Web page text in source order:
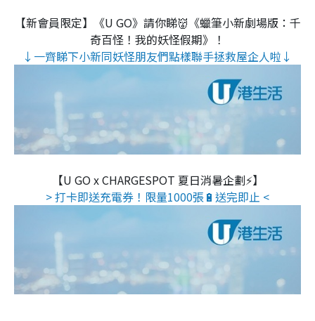
【新會員限定】《U GO》請你睇👹《蠟筆小新劇場版：千
奇百怪！我的妖怪假期》！
↓一齊睇下小新同妖怪朋友們點樣聯手拯救屋企人啦↓
【U GO x CHARGESPOT 夏日消暑企劃⚡】
> 打卡即送充電券！限量1000張🔋送完即止 <